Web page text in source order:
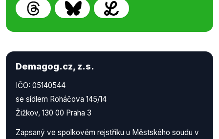
Demagog.cz, z.s.
IČO: 05140544
se sídlem Roháčova 145/14
Žižkov, 130 00 Praha 3
Zapsaný ve spolkovém rejstříku u Městského soudu v